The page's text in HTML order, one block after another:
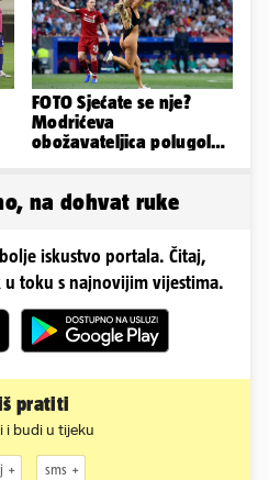
FOTO Sjećate se nje?
Modrićeva
obožavateljica polugola
na dohvat ruke
iskustvo portala. Čitaj,
toku s najnovijim vijestima.
pratiti
i budi u tijeku
sms